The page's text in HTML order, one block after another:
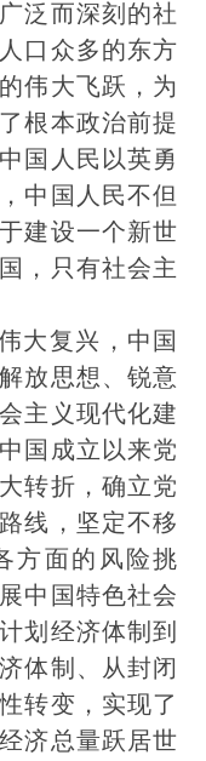
泛而深刻的社
口众多的东方
伟大飞跃，为
根本政治前提
国人民以英勇
中国人民不但
建设一个新世
，只有社会主
大复兴，中国
放思想、锐意
主义现代化建
国成立以来党
转折，确立党
线，坚定不移
方面的风险挑
中国特色社会
划经济体制到
体制、从封闭
转变，实现了
济总量跃居世